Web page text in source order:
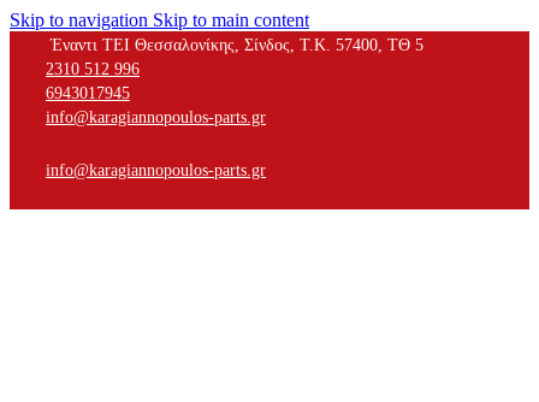
Skip to navigation Skip to main content
Έναντι ΤΕΙ Θεσσαλονίκης, Σίνδος, Τ.Κ. 57400, ΤΘ 5
2310 512 996
6943017945
info@karagiannopoulos-parts.gr
info@karagiannopoulos-parts.gr